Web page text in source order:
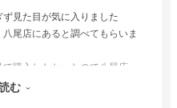
見た目が気に入りました
尾店にあると調べてもらいま
購入したかったので八尾店
む